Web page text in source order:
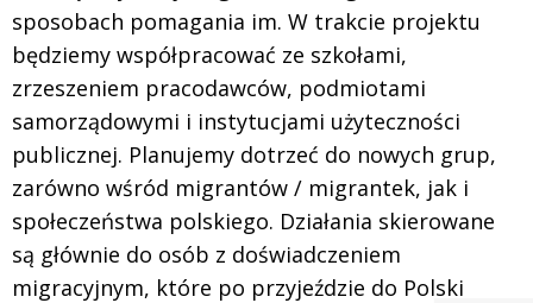
sposobach pomagania im. W trakcie projektu
będziemy współpracować ze szkołami,
zrzeszeniem pracodawców, podmiotami
samorządowymi i instytucjami użyteczności
publicznej. Planujemy dotrzeć do nowych grup,
zarówno wśród migrantów / migrantek, jak i
społeczeństwa polskiego. Działania skierowane
są głównie do osób z doświadczeniem
migracyjnym, które po przyjeździe do Polski